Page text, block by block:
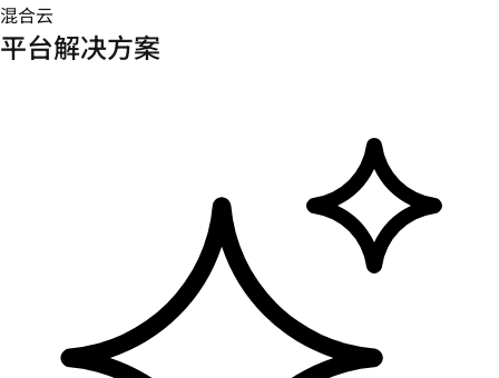
混合云
平台解决方案